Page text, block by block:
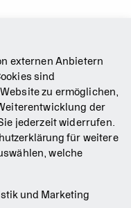
externen Anbietern
sind
zu ermöglichen,
der
jederzeit widerrufen.
für weitere
welche
und Marketing